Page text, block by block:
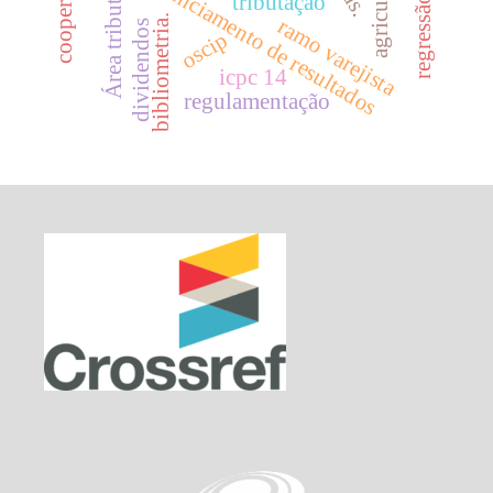
Área tributáriagerenciamento de resultados
bibliometria. regulamentação
oscip ramo varejista
icpc 14
dividendos